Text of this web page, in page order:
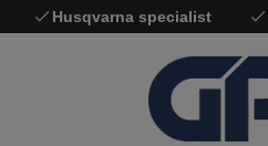
Husqvarna specialist